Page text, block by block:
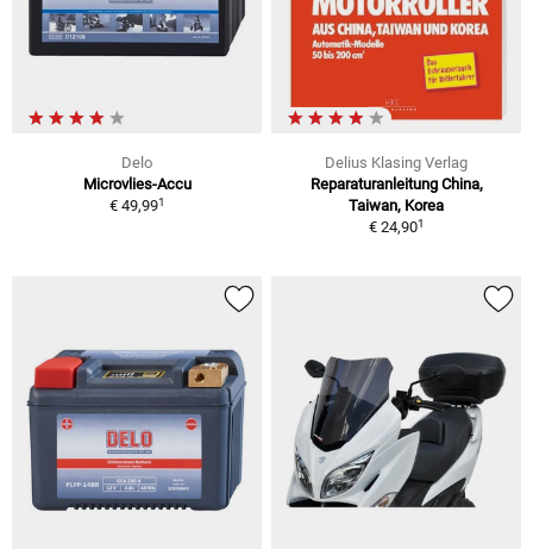
Delo
Microvlies-Accu
€ 49,991
Delius Klasing Verlag
Reparaturanleitung China,
Taiwan, Korea
€ 24,901